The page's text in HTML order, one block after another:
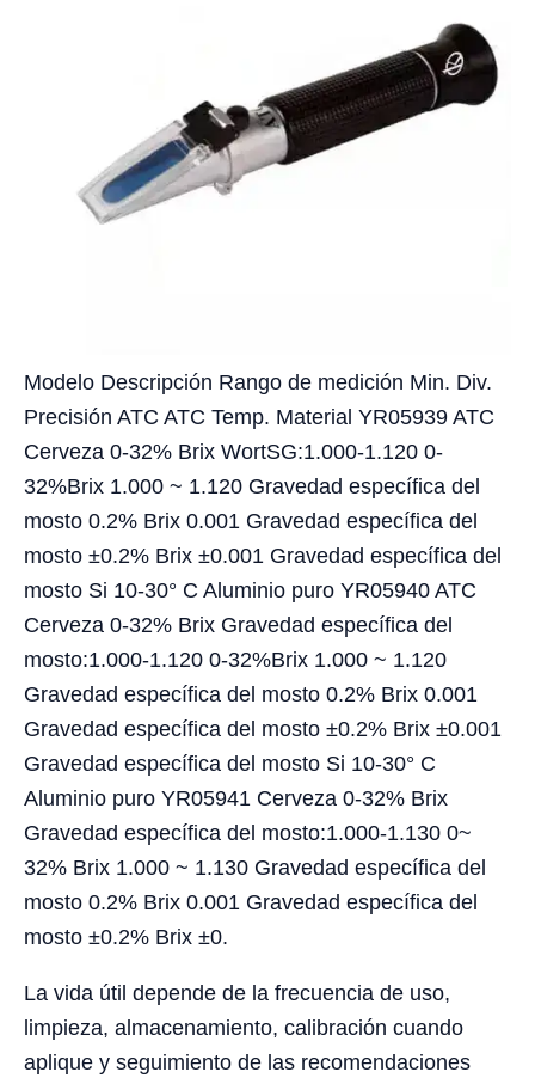
Modelo Descripción Rango de medición Min. Div.
Precisión ATC ATC Temp. Material YR05939 ATC
Cerveza 0-32% Brix WortSG:1.000-1.120 0-
32%Brix 1.000 ~ 1.120 Gravedad específica del
mosto 0.2% Brix 0.001 Gravedad específica del
mosto ±0.2% Brix ±0.001 Gravedad específica del
mosto Si 10-30° C Aluminio puro YR05940 ATC
Cerveza 0-32% Brix Gravedad específica del
mosto:1.000-1.120 0-32%Brix 1.000 ~ 1.120
Gravedad específica del mosto 0.2% Brix 0.001
Gravedad específica del mosto ±0.2% Brix ±0.001
Gravedad específica del mosto Si 10-30° C
Aluminio puro YR05941 Cerveza 0-32% Brix
Gravedad específica del mosto:1.000-1.130 0~
32% Brix 1.000 ~ 1.130 Gravedad específica del
mosto 0.2% Brix 0.001 Gravedad específica del
mosto ±0.2% Brix ±0.
La vida útil depende de la frecuencia de uso,
limpieza, almacenamiento, calibración cuando
aplique y seguimiento de las recomendaciones